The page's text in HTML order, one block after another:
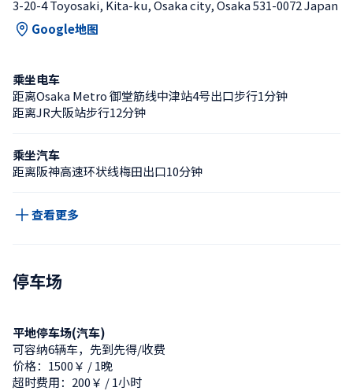
3-20-4 Toyosaki, Kita-ku, Osaka city, Osaka 531-0072 Japan
Google地图
乘坐电车
距离Osaka Metro 御堂筋线中津站4号出口步行1分钟
距离JR大阪站步行12分钟
乘坐汽车
距离阪神高速环状线梅田出口10分钟
查看更多
停车场
平地停车场(汽车)
可容纳6辆车，先到先得/收费
价格：1500￥ / 1晚
超时费用：200￥ / 1小时